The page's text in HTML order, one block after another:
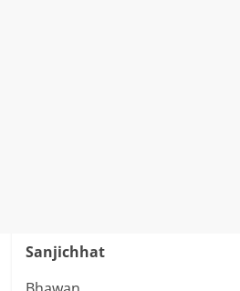
Sanjichhat